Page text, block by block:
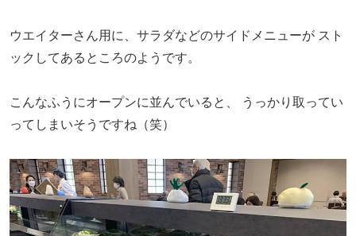
ウエイターさん用に、サラダなどのサイドメニューが スト
ックしてあるところのようです。
こんなふうにオープンに並んでいると、
うっかり取ってい
ってしまいそうですね（笑）